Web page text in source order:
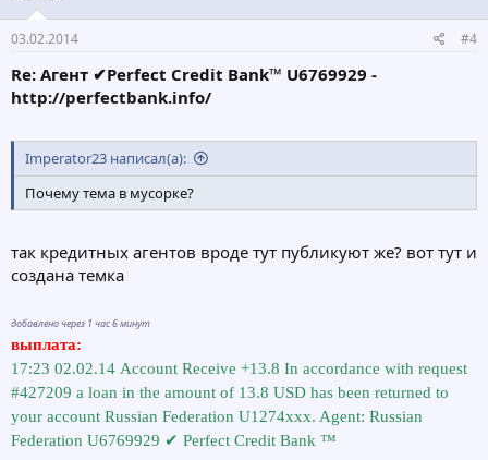
03.02.2014 #4
Re: Агент ✔Perfect Credit Bank™ U6769929 -
http://perfectbank.info/
Imperator23 написал(а):
Почему тема в мусорке?
так кредитных агентов вроде тут публикуют же? вот тут и
создана темка
добавлено через 1 час 6 минут
выплата:
17:23 02.02.14 Account Receive +13.8 In accordance with request
#427209 a loan in the amount of 13.8 USD has been returned to
your account Russian Federation U1274xxx. Agent: Russian
Federation U6769929 ✔ Perfect Credit Bank ™